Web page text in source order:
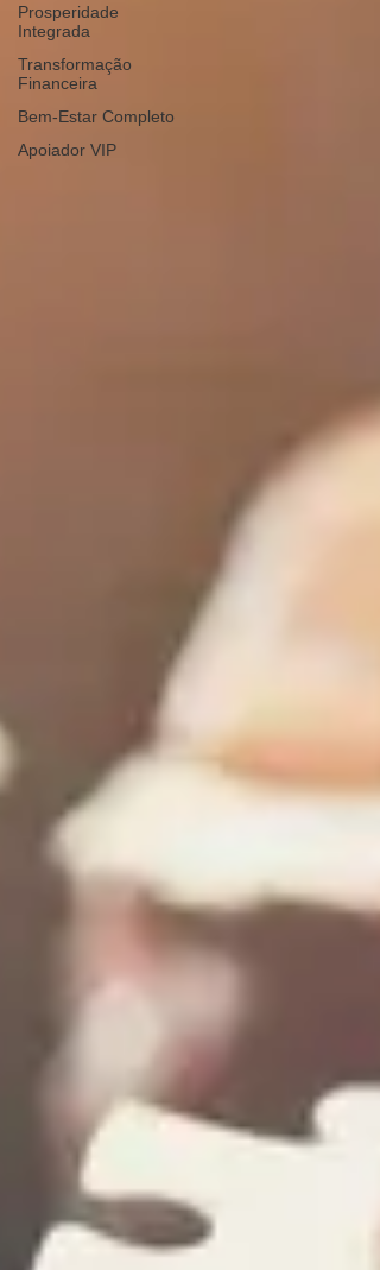
Prosperidade
Integrada
Transformação
Financeira
Bem-Estar Completo
Apoiador VIP